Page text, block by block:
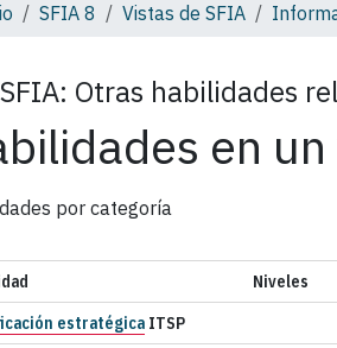
SFIA 8 Vistas de SFIA
Otras habilidades
en
por categoría
Niveles
estratégica ITSP